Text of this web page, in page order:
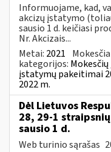
Informuojame, kad,
akcizų įstatymo
sausio 1 d. keičiasi
Nr. Akcizais...
Metai: 2021
kategorijos:
įstatymų pakeitimai
2022 m.
Dėl Lietuvos
28, 29-1
sausio 1 d.
Web turinio sąrašas